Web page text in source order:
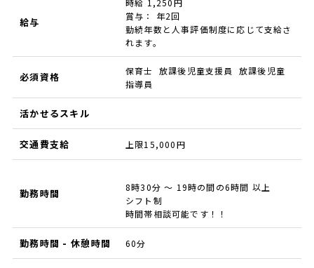
給与
時給 1,250円
賞与： 年2回
勤続年数と人事評価制度に応じて支給さ
れます。
必須資格
保育士 放課後児童支援員 放課後児童
指導員
活かせるスキル
交通費支給 上限15,000円
勤務時間
8時30分 ～ 19時の間の6時間 以上
シフト制
時間帯相談可能です！！
勤務時間 - 休憩時間 60分